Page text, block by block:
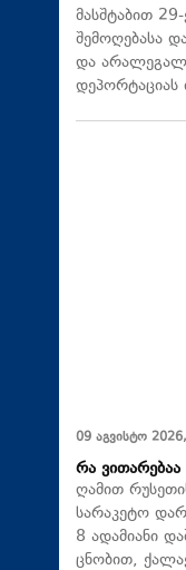
მასშტაბით
შემოღებასა
და
დეპორტაციას
09 აგვისტო 2026,
რა
ღამით
სარაკეტო
8 ადამიანი
ცნობით,